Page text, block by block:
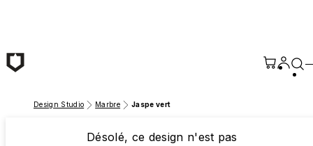
Design Studio Marbre Jaspe vert
Désolé, ce design n'est pas